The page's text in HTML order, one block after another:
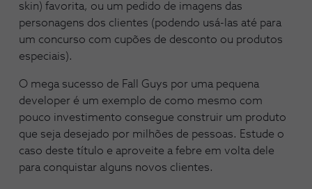
skin) favorita, ou um pedido de imagens das
personagens dos clientes (podendo usá-las até para
um concurso com cupões de desconto ou produtos
especiais).
O mega sucesso de Fall Guys por uma pequena
developer é um exemplo de como mesmo com
pouco investimento consegue construir um produto
que seja desejado por milhões de pessoas. Estude o
caso deste título e aproveite a febre em volta dele
para conquistar alguns novos clientes.